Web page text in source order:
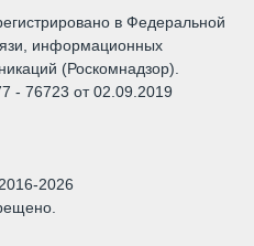
в Федеральной
информационных
(Роскомнадзор).
- 76723 от 02.09.2019
2026